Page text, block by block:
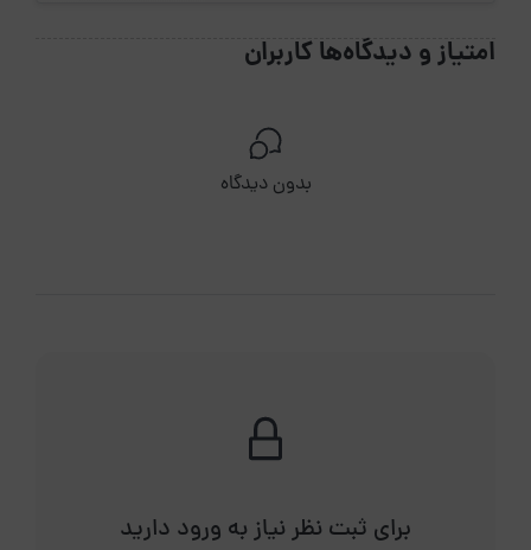
امتیاز و دیدگاه‌ها کاربران
بدون دیدگاه
برای ثبت نظر نیاز به ورود دارید